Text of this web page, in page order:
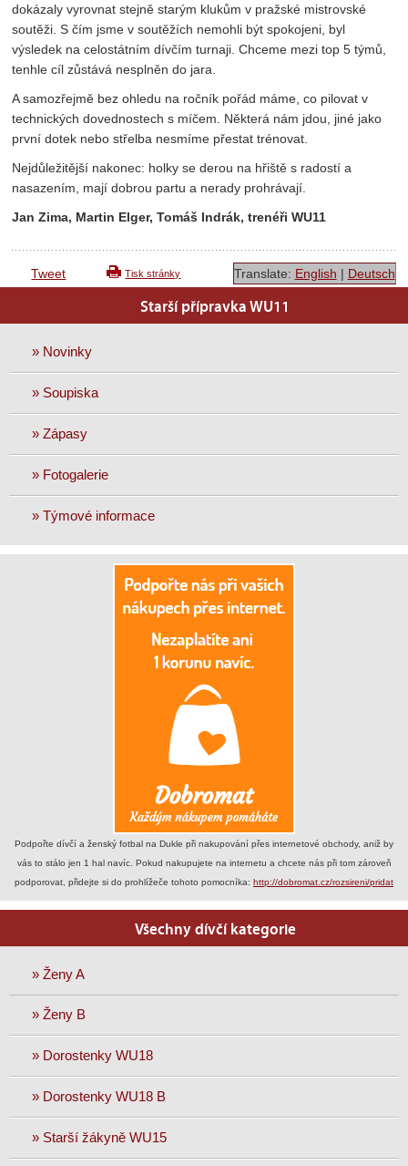
dokázaly vyrovnat stejně starým klukům v pražské mistrovské
soutěži. S čím jsme v soutěžích nemohli být spokojeni, byl
výsledek na celostátním dívčím turnaji. Chceme mezi top 5 týmů,
tenhle cíl zůstává nesplněn do jara.
A samozřejmě bez ohledu na ročník pořád máme, co pilovat v
technických dovednostech s míčem. Některá nám jdou, jiné jako
první dotek nebo střelba nesmíme přestat trénovat.
Nejdůležitější nakonec: holky se derou na hřiště s radostí a
nasazením, mají dobrou partu a nerady prohrávají.
Jan Zima, Martin Elger, Tomáš Indrák, trenéři WU11
Tweet Tisk stránky Translate: English | Deutsch
Starší přípravka WU11
» Novinky
» Soupiska
» Zápasy
» Fotogalerie
» Týmové informace
Podpořte dívčí a ženský fotbal na Dukle při nakupování přes internetové obchody, aniž by
vás to stálo jen 1 hal navíc. Pokud nakupujete na internetu a chcete nás při tom zároveň
podporovat, přidejte si do prohlížeče tohoto pomocníka: http://dobromat.cz/rozsireni/pridat
Všechny dívčí kategorie
» Ženy A
» Ženy B
» Dorostenky WU18
» Dorostenky WU18 B
» Starší žákyně WU15